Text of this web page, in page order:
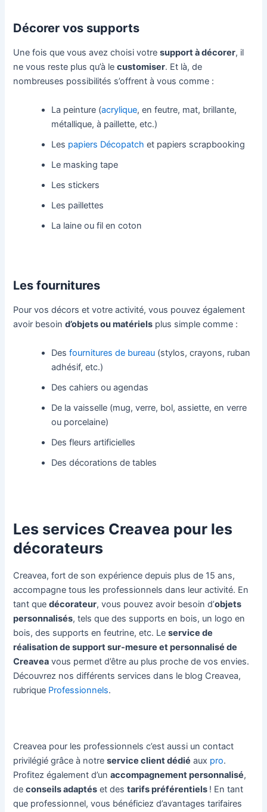
Décorer vos supports
Une fois que vous avez choisi votresupport à décorer, il
ne vous reste plus qu’à lecustomiser. Et là, de
nombreuses possibilités s’offrent à vous comme :
La peinture (acrylique, en feutre, mat, brillante,
métallique, à paillette, etc.)
Les papiers Décopatch et papiers scrapbooking
Le masking tape
Les stickers
Les paillettes
La laine ou fil en coton
Les fournitures
Pour vos décors et votre activité, vous pouvez également
avoir besoind’objets ou matériels plus simple comme :
Desfournitures de bureau (stylos, crayons, ruban
adhésif, etc.)
Des cahiers ou agendas
De la vaisselle (mug, verre, bol, assiette, en verre
ou porcelaine)
Des fleurs artificielles
Des décorations de tables
Les services Creavea pour les
décorateurs
Creavea, fort de son expérience depuis plus de 15 ans,
accompagne tous les professionnels dans leur activité. En
tant quedécorateur, vous pouvez avoir besoin d’objets
personnalisés, tels que des supports en bois, un logo en
bois, des supports en feutrine, etc. Leservice de
réalisation de support sur-mesure et personnalisé de
Creavea vous permet d’être au plus proche de vos envies.
Découvrez nos différents services dans le blog Creavea,
rubrique Professionnels.
Creavea pour les professionnels c’est aussi un contact
privilégié grâce à notreservice client dédié aux pro.
Profitez également d’unaccompagnement personnalisé,
deconseils adaptés et destarifs préférentiels ! En tant
que professionnel, vous bénéficiez d’avantages tarifaires